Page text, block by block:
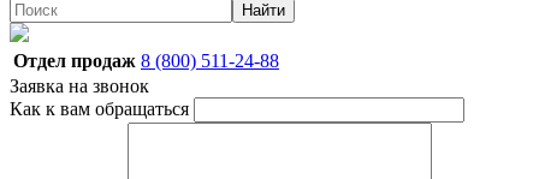
Найти
Отдел продаж 8 (800) 511-24-88
Заявка на звонок
Как к вам обращаться